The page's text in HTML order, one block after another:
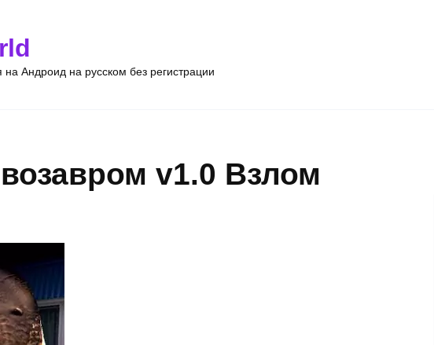
Андроид на русском без регистрации
v1.0 Взлом